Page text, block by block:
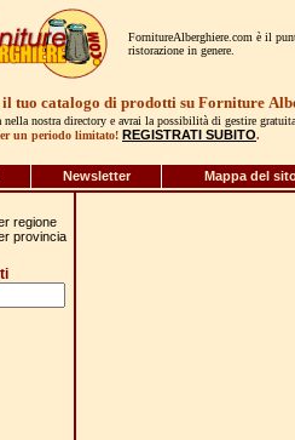
FornitureAlberghiere.com è il
ristorazione in genere.
il tuo catalogo di prodotti su Forniture
nella nostra directory e avrai la possibilità di gestire
un periodo limitato! REGISTRATI SUBITO.
Newsletter Mappa del
regione
provincia